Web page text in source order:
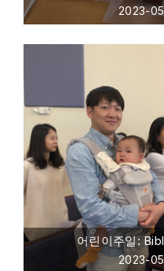
2023-
어린이주일:
2023-